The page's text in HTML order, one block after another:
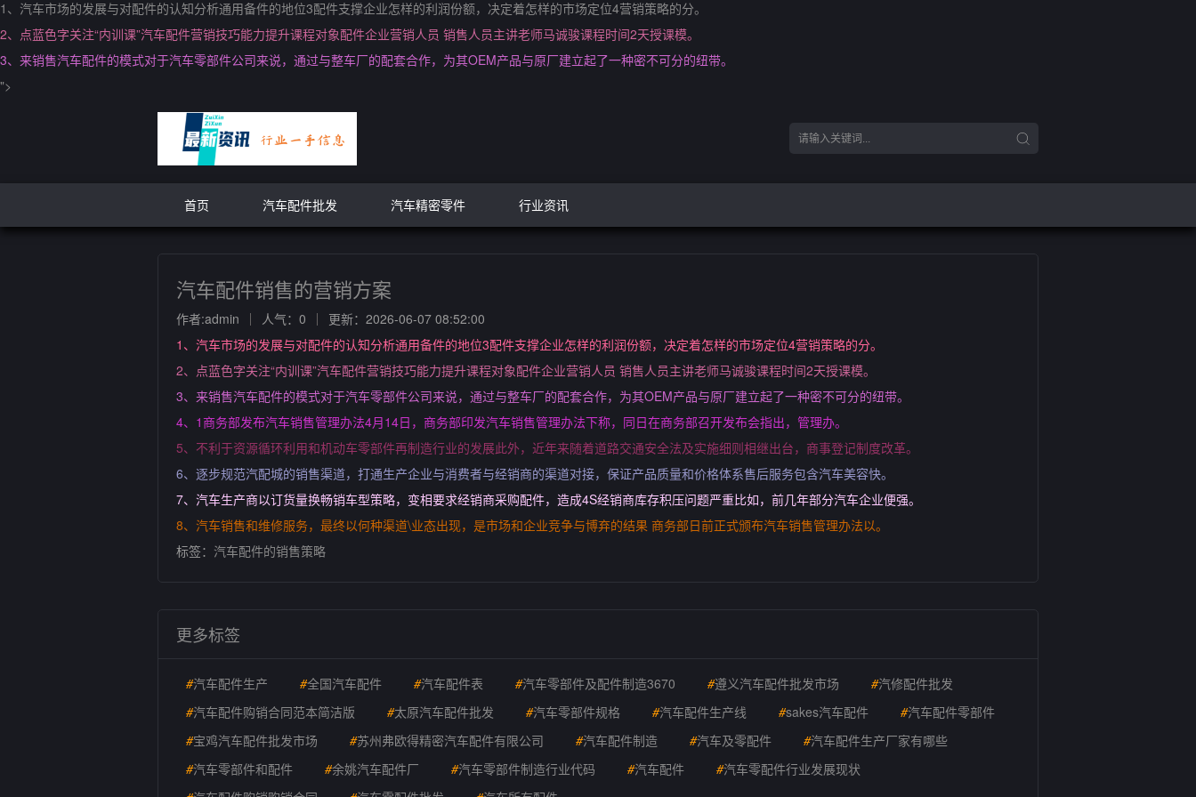
1、汽车市场的发展与对配件的认知分析通用备件的地位3配件支撑企业怎样的利润份额，决定着怎样的市场定位4营销策略的分。
2、点蓝色字关注“内训课”汽车配件营销技巧能力提升课程对象配件企业营销人员 销售人员主讲老师马诚骏课程时间2天授课模。
3、来销售汽车配件的模式对于汽车零部件公司来说，通过与整车厂的配套合作，为其OEM产品与原厂建立起了一种密不可分的纽带。
">
首页 汽车配件批发 汽车精密零件 行业资讯
汽车配件销售的营销方案
作者:admin 人气：0
更新：2026-06-07 08:52:00
1、汽车市场的发展与对配件的认知分析通用备件的地位3配件支撑企业怎样的利润份额，决定着怎样的市场定位4营销策略的分。
2、点蓝色字关注“内训课”汽车配件营销技巧能力提升课程对象配件企业营销人员 销售人员主讲老师马诚骏课程时间2天授课模。
3、来销售汽车配件的模式对于汽车零部件公司来说，通过与整车厂的配套合作，为其OEM产品与原厂建立起了一种密不可分的纽带。
4、1商务部发布汽车销售管理办法4月14日，商务部印发汽车销售管理办法下称，同日在商务部召开发布会指出，管理办。
5、不利于资源循环利用和机动车零部件再制造行业的发展此外，近年来随着道路交通安全法及实施细则相继出台，商事登记制度改革。
6、逐步规范汽配城的销售渠道，打通生产企业与消费者与经销商的渠道对接，保证产品质量和价格体系售后服务包含汽车美容快。
7、汽车生产商以订货量换畅销车型策略，变相要求经销商采购配件，造成4S经销商库存积压问题严重比如，前几年部分汽车企业便强。
8、汽车销售和维修服务，最终以何种渠道\业态出现，是市场和企业竞争与博弃的结果 商务部日前正式颁布汽车销售管理办法以。
标签： 汽车配件的销售策略
更多标签
#汽车配件生产 #全国汽车配件 #汽车配件表 #汽车零部件及配件制造3670 #遵义汽车配件批发市场 #汽修配件批发
#汽车配件购销合同范本简洁版 #太原汽车配件批发 #汽车零部件规格 #汽车配件生产线 #sakes汽车配件 #汽车配件零部件
#宝鸡汽车配件批发市场 #苏州弗欧得精密汽车配件有限公司 #汽车配件制造 #汽车及零配件 #汽车配件生产厂家有哪些
#汽车零部件和配件 #余姚汽车配件厂 #汽车零部件制造行业代码 #汽车配件 #汽车零配件行业发展现状